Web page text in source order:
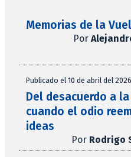
Memorias de la
Por
Publicado el 10 de abril del 2026
Del desacuerdo a
cuando el odio
ideas
Por Rodrigo